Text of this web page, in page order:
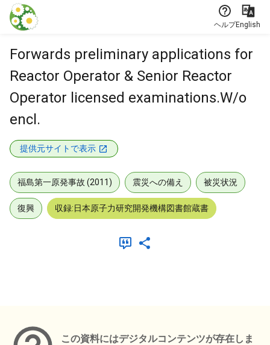
本文に飛ぶ
ヘルプEnglish
Forwards preliminary applications for
Reactor Operator & Senior Reactor
Operator licensed examinations.W/o
encl.
提供元サイトで表示
福島第一原発事故 (2011) 震災への備え 被災状況
復興 収録:日本原子力研究開発機構図書館蔵書
この資料にはデジタルコンテンツが存在しま